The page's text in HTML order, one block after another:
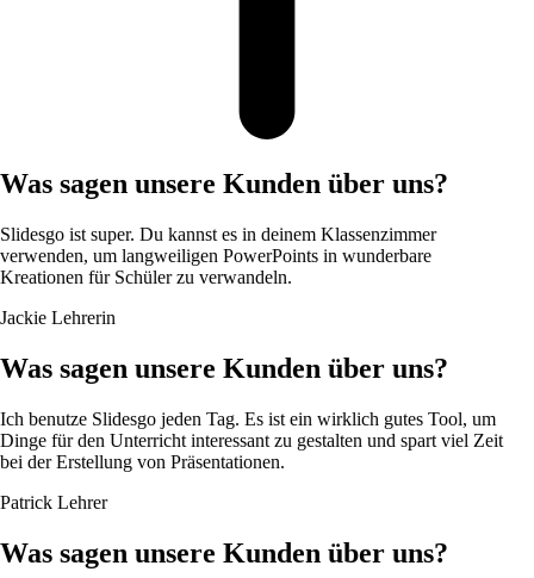
Was sagen unsere Kunden über uns?
Slidesgo ist super. Du kannst es in deinem Klassenzimmer
verwenden, um langweiligen PowerPoints in wunderbare
Kreationen für Schüler zu verwandeln.
Jackie Lehrerin
Was sagen unsere Kunden über uns?
Ich benutze Slidesgo jeden Tag. Es ist ein wirklich gutes Tool, um
Dinge für den Unterricht interessant zu gestalten und spart viel Zeit
bei der Erstellung von Präsentationen.
Patrick Lehrer
Was sagen unsere Kunden über uns?